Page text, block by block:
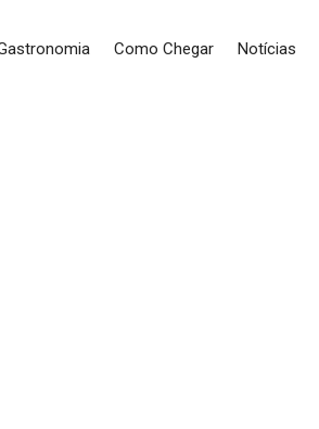
Como Chegar Notícias